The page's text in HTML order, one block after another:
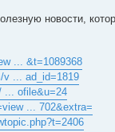
новости,
... &t=1089368
v ... ad_id=1819
... ofile&u=24
... 702&extra=